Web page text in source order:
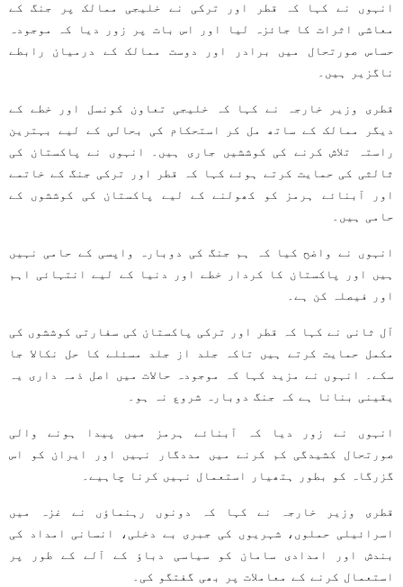
انہوں نے کہا کہ قطر اور ترکی نے خلیجی ممالک پر جنگ کے
معاشی اثرات کا جائزہ لیا اور اس بات پر زور دیا کہ موجودہ
حساس صورتحال میں برادر اور دوست ممالک کے درمیان رابطے
ناگزیر ہیں۔
قطری وزیر خارجہ نے کہا کہ خلیجی تعاون کونسل اور خطے کے
دیگر ممالک کے ساتھ مل کر استحکام کی بحالی کے لیے بہترین
راستہ تلاش کرنے کی کوششیں جاری ہیں۔ انہوں نے پاکستان کی
ثالثی کی حمایت کرتے ہوئے کہا کہ قطر اور ترکی جنگ کے خاتمے
اور آبنائے ہرمز کو کھولنے کے لیے پاکستان کی کوششوں کے
حامی ہیں۔
انہوں نے واضح کیا کہ ہم جنگ کی دوبارہ واپسی کے حامی نہیں
ہیں اور پاکستان کا کردار خطے اور دنیا کے لیے انتہائی اہم
اور فیصلہ کن ہے۔
آل ثانی نے کہا کہ قطر اور ترکی پاکستان کی سفارتی کوششوں کی
مکمل حمایت کرتے ہیں تاکہ جلد از جلد مسئلے کا حل نکالا جا
سکے۔ انہوں نے مزید کہا کہ موجودہ حالات میں اصل ذمہ داری یہ
یقینی بنانا ہے کہ جنگ دوبارہ شروع نہ ہو۔
انہوں نے زور دیا کہ آبنائے ہرمز میں پیدا ہونے والی
صورتحال کشیدگی کم کرنے میں مددگار نہیں اور ایران کو اس
گزرگاہ کو بطور ہتھیار استعمال نہیں کرنا چاہیے۔
قطری وزیر خارجہ نے کہا کہ دونوں رہنماؤں نے غزہ میں
اسرائیلی حملوں، شہریوں کی جبری بے دخلی، انسانی امداد کی
بندش اور امدادی سامان کو سیاسی دباؤ کے آلے کے طور پر
استعمال کرنے کے معاملات پر بھی گفتگو کی۔